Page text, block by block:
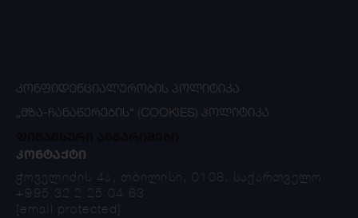
ᲙᲝᲜᲤᲘᲓᲔᲜᲪᲘᲐᲚᲣᲠᲝᲑᲘᲡ ᲞᲝᲚᲘᲢᲘᲙᲐ
„ᲛᲖᲐ-ᲩᲐᲜᲐᲬᲔᲠᲔᲑᲘᲡ“ (COOKIES) ᲞᲝᲚᲘᲢᲘᲙᲐ
ᲙᲝᲜᲢᲐᲥᲢᲘ
ჭოველიძის 4ა, თბილისი, 0108, საქართველო
+995 32 2 25 04 63
[email protected]